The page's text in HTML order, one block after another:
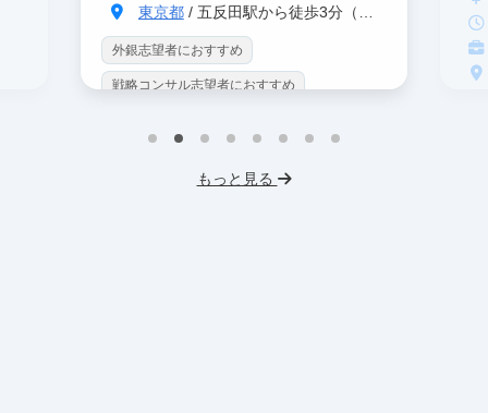
東京都/ 五反田駅から徒歩3分（大崎駅から徒歩8分）
外銀志望者におすすめ
戦略コンサル志望者におすすめ
データサイエンス
もっと見る